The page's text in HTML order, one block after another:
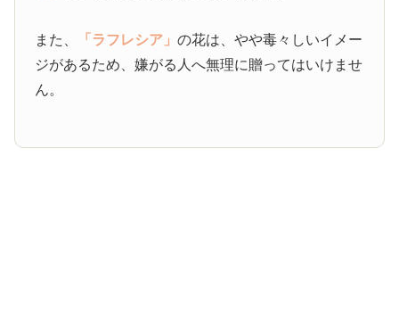
また、 「ラフレシア」の花は、やや毒々しいイメー
ジがあるため、嫌がる人へ無理に贈ってはいけませ
ん。